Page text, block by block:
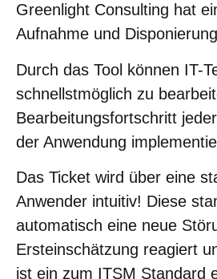
Greenlight Consulting hat
Aufnahme und
Durch das Tool können IT-
schnellstmöglich zu
Bearbeitungsfortschritt
der Anwendung
Das Ticket wird über eine
Anwender intuitiv! Diese
automatisch eine neue
Ersteinschätzung reagiert
ist ein zum ITSM Standard